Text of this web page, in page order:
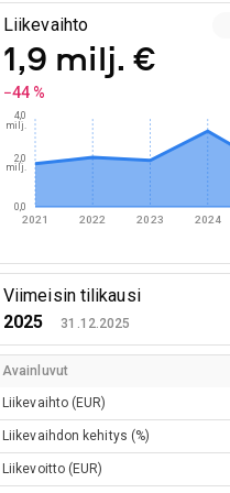
Liikevaihto
1,9 milj. €
−44 %
2021 2022 2023 2024
0,0
2,0
milj.
4,0
milj.
Viimeisin tilikausi
2025
31.12.2025
Avainluvut
Liikevaihto (EUR)
Liikevaihdon kehitys (%)
Liikevoitto (EUR)